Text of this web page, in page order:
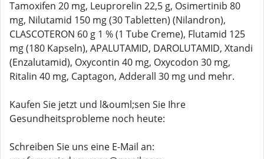
Tamoxifen 20 mg, Leuprorelin 22,5 g, Osimertinib 80
mg, Nilutamid 150 mg (30 Tabletten) (Nilandron),
CLASCOTERON 60 g 1 % (1 Tube Creme), Flutamid 125
mg (180 Kapseln), APALUTAMID, DAROLUTAMID, Xtandi
(Enzalutamid), Oxycontin 40 mg, Oxycodon 30 mg,
Ritalin 40 mg, Captagon, Adderall 30 mg und mehr.
Kaufen Sie jetzt und l&ouml;sen Sie Ihre
Gesundheitsprobleme noch heute:
Schreiben Sie uns eine E-Mail an: